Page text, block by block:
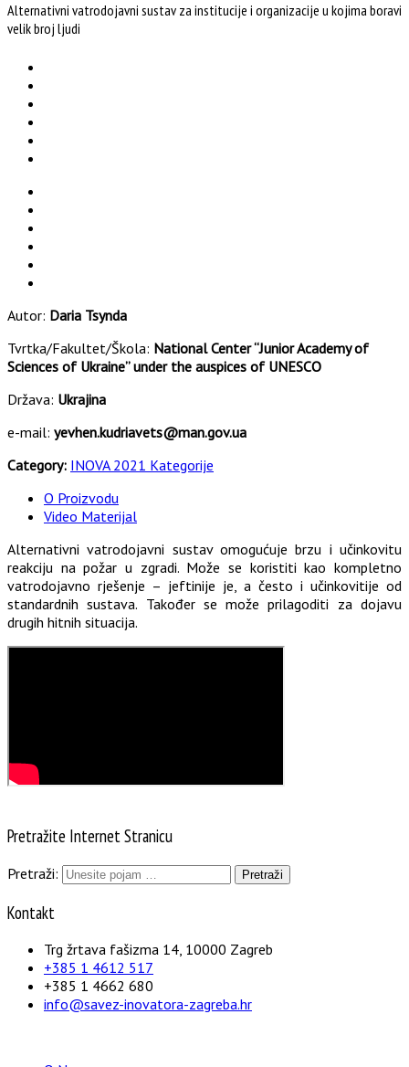
Alternativni vatrodojavni sustav za institucije i organizacije u kojima boravi
velik broj ljudi
Autor: Daria Tsynda
Tvrtka/Fakultet/Škola: National Center “Junior Academy of
Sciences of Ukraine” under the auspices of UNESCO
Država: Ukrajina
e-mail: yevhen.kudriavets@man.gov.ua
Category: INOVA 2021 Kategorije
O Proizvodu
Video Materijal
Alternativni vatrodojavni sustav omogućuje brzu i učinkovitu
reakciju na požar u zgradi. Može se koristiti kao kompletno
vatrodojavno rješenje – jeftinije je, a često i učinkovitije od
standardnih sustava. Također se može prilagoditi za dojavu
drugih hitnih situacija.
Pretražite Internet Stranicu
Pretraži:
Kontakt
Trg žrtava fašizma 14, 10000 Zagreb
+385 1 4612 517
+385 1 4662 680
info@savez-inovatora-zagreba.hr